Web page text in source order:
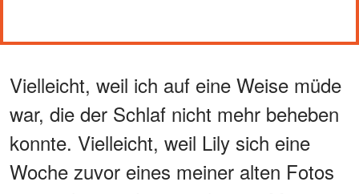
Vielleicht, weil ich auf eine Weise müde
war, die der Schlaf nicht mehr beheben
konnte. Vielleicht, weil Lily sich eine
Woche zuvor eines meiner alten Fotos